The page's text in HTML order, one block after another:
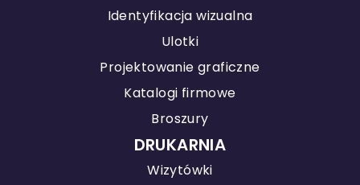
Identyfikacja wizualna
Ulotki
Projektowanie graficzne
Katalogi firmowe
Broszury
DRUKARNIA
Wizytówki